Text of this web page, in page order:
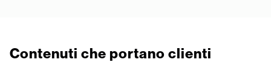
Contenuti che portano clienti